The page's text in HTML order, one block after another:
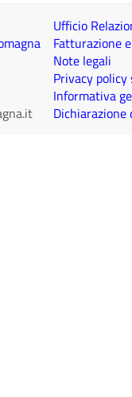
Ufficio
Fatturazione
Note legali
Privacy
Informativa
Dichiarazione